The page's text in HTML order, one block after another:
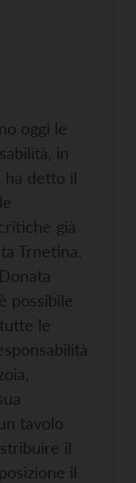
oggi le
in
ha detto il
già
Trnetina.
possibile
le
tavolo
il
il